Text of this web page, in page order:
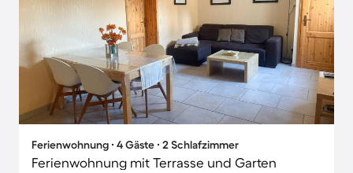
Ferienwohnung ∙ 4 Gäste ∙ 2 Schlafzimmer
Ferienwohnung mit Terrasse und Garten